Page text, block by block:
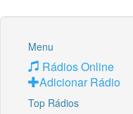
Menu
Rádios Online
Adicionar Rádio
Top Rádios